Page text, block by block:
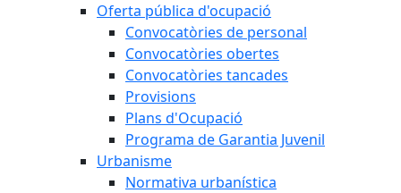
Oferta pública d'ocupació
Convocatòries de personal
Convocatòries obertes
Convocatòries tancades
Provisions
Plans d'Ocupació
Programa de Garantia Juvenil
Urbanisme
Normativa urbanística